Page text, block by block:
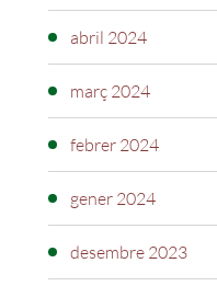
abril 2024
març 2024
febrer 2024
gener 2024
desembre 2023